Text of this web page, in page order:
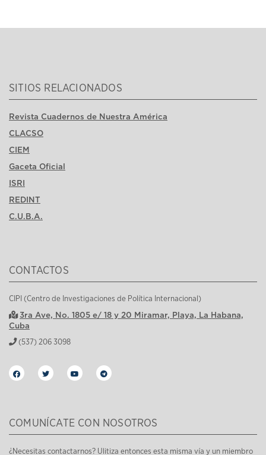
SITIOS RELACIONADOS
Revista Cuadernos de Nuestra América
CLACSO
CIEM
Gaceta Oficial
ISRI
REDINT
C.U.B.A.
CONTACTOS
CIPI (Centro de Investigaciones de Política Internacional)
3ra Ave, No. 1805 e/ 18 y 20 Miramar, Playa, La Habana,
Cuba
(537) 206 3098
COMUNÍCATE CON NOSOTROS
¿Necesitas contactarnos? Ulitiza entonces esta misma vía y un miembro